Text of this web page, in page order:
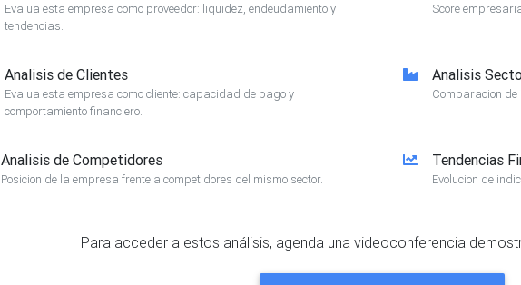
Evalua esta empresa como proveedor: liquidez, endeudamiento y
tendencias.
Score
Analisis de Clientes
Evalua esta empresa como cliente: capacidad de pago y
comportamiento financiero.
Analisis
Comparacion
Analisis de Competidores
Posicion de la empresa frente a competidores del mismo sector.
Tendencias
Evolucion de
Para acceder a estos análisis, agenda una videoconferencia